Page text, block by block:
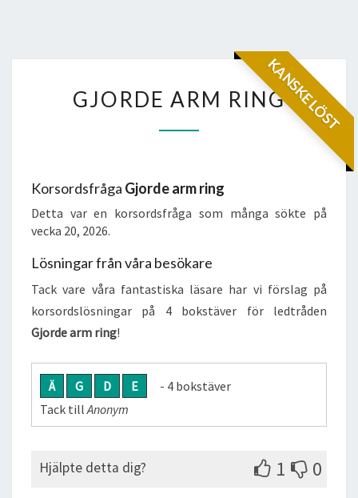
KANSKE LÖST
ARM
GJORDE ARM RING
Korsordsfråga Gjorde arm ring
Detta var en korsordsfråga som många sökte på
vecka 20, 2026.
Lösningar från våra besökare
Tack vare våra fantastiska läsare har vi förslag på
korsordslösningar på 4 bokstäver för ledtråden
Gjorde arm ring!
Ä G D E
- 4 bokstäver
Tack tillAnonym
Hjälpte detta dig? 1 0